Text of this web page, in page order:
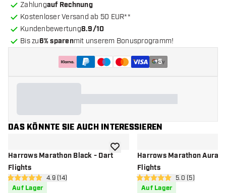
Zahlungauf Rechnung
Kostenloser Versand ab 50 EUR**
Kundenbewertung8.9/10
Bis zu6% sparenmit unserem Bonusprogramm!
+5
DAS KÖNNTE SIE AUCH INTERESSIEREN
Harrows Marathon Black - Dart
Flights
Bewertungsbereich öffnen
4.9 Bewertungssterne
4.9 (14)
Auf Lager
Zur Wunschliste hinzufügen
Harrows Marathon Aura -
Flights
5 Bewertungssterne
5.0 (5)
Auf Lager